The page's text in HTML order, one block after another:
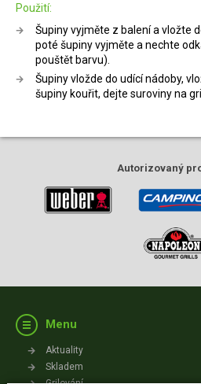
Použití:
Šupiny vyjměte z balení a vložte
poté šupiny vyjměte a nechte
pouštět barvu).
Šupiny vložde do udící nádoby,
šupiny kouřit, dejte suroviny na
Autorizovaný
Menu
Aktuality
Skladem